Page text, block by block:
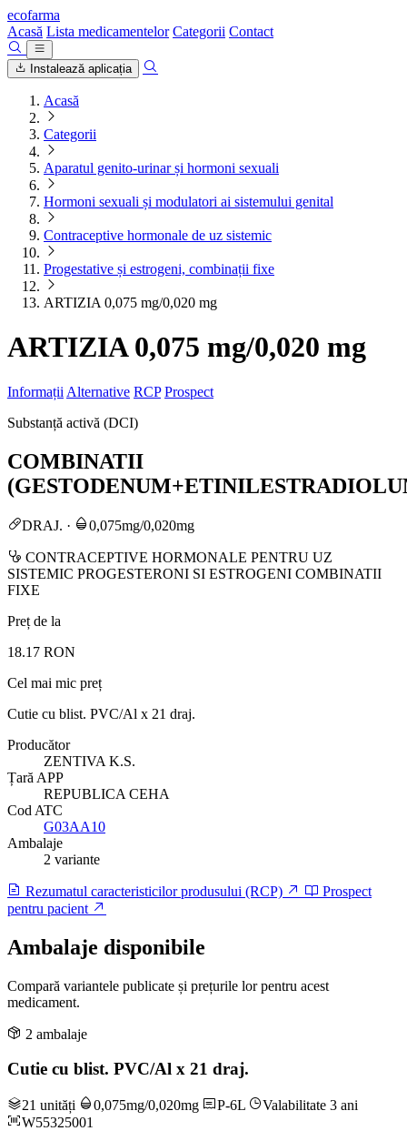
ecofarma
Acasă Lista medicamentelor Categorii Contact
Instalează aplicația
Acasă
Categorii
Aparatul genito-urinar și hormoni sexuali
Hormoni sexuali și modulatori ai sistemului genital
Contraceptive hormonale de uz sistemic
Progestative și estrogeni, combinații fixe
ARTIZIA 0,075 mg/0,020 mg
ARTIZIA 0,075 mg/0,020 mg
Informații Alternative RCP Prospect
Substanță activă (DCI)
COMBINATII
DRAJ. · 0,075mg/0,020mg
CONTRACEPTIVE HORMONALE PENTRU UZ
SISTEMIC PROGESTERONI SI ESTROGENI COMBINATII
FIXE
Preț de la
18.17 RON
Cel mai mic preț
Cutie cu blist. PVC/Al x 21 draj.
Producător
ZENTIVA K.S.
Țară APP
REPUBLICA CEHA
Cod ATC
G03AA10
Ambalaje
2 variante
Rezumatul caracteristicilor produsului (RCP)
Prospect
pentru pacient
Ambalaje disponibile
Compară variantele publicate și prețurile lor pentru acest
medicament.
2 ambalaje
Cutie cu blist. PVC/Al x 21 draj.
21 unități 0,075mg/0,020mg P-6L
Valabilitate 3 ani
W55325001